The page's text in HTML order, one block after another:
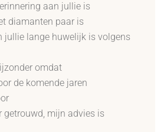
aan jullie is
diamanten paar is
jullie lange huwelijk is volgens
omdat
de komende jaren
getrouwd, mijn advies is